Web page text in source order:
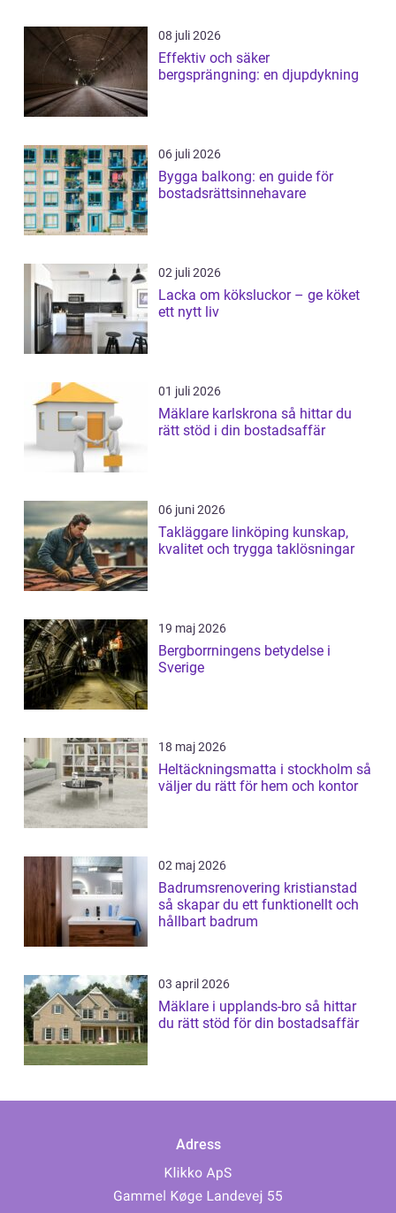
08 juli 2026
Effektiv och säker
bergsprängning: en djupdykning
06 juli 2026
Bygga balkong: en guide för
bostadsrättsinnehavare
02 juli 2026
Lacka om köksluckor – ge köket
ett nytt liv
01 juli 2026
Mäklare karlskrona så hittar du
rätt stöd i din bostadsaffär
06 juni 2026
Takläggare linköping kunskap,
kvalitet och trygga taklösningar
19 maj 2026
Bergborrningens betydelse i
Sverige
18 maj 2026
Heltäckningsmatta i stockholm så
väljer du rätt för hem och kontor
02 maj 2026
Badrumsrenovering kristianstad
så skapar du ett funktionellt och
hållbart badrum
03 april 2026
Mäklare i upplands-bro så hittar
du rätt stöd för din bostadsaffär
Adress